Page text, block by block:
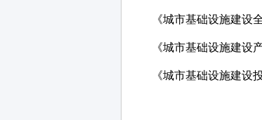
《城市基础设施建设
《城市基础设施建设
《城市基础设施建设